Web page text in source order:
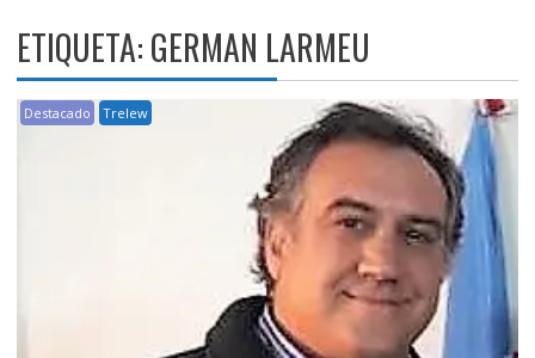
ETIQUETA:GERMAN LARMEU
Destacado Trelew